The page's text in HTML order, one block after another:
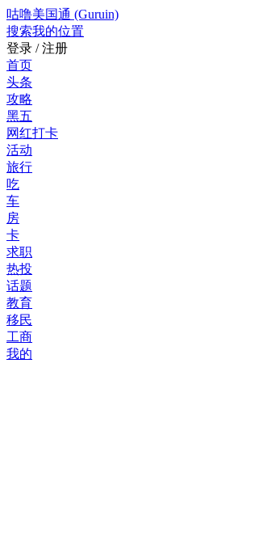
咕噜美国通 (Guruin)
搜索我的位置
登录 / 注册
首页
头条
攻略
黑五
网红打卡
活动
旅行
吃
车
房
卡
求职
热投
话题
教育
移民
工商
我的